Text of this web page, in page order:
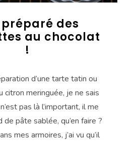
préparé des
au chocolat
!
d’une tarte tatin ou
citron meringuée, je ne sais
pas là l’important, il me
pâte sablée, qu’en faire ?
mes armoires, j’ai vu qu’il